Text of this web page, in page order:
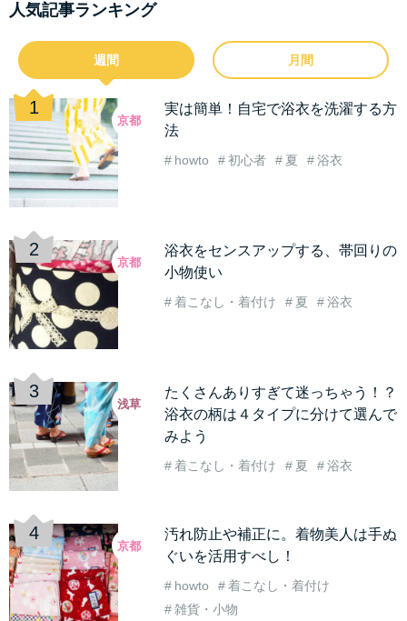
人気記事ランキング
週間 月間
実は簡単！自宅で浴衣を洗濯する方
法
howto 初心者 夏 浴衣
京都
浴衣をセンスアップする、帯回りの
小物使い
着こなし・着付け 夏 浴衣
京都
たくさんありすぎて迷っちゃう！？
浴衣の柄は４タイプに分けて選んで
みよう
着こなし・着付け 夏 浴衣
浅草
汚れ防止や補正に。着物美人は手ぬ
ぐいを活用すべし！
howto
着こなし・着付け
雑貨・小物
京都